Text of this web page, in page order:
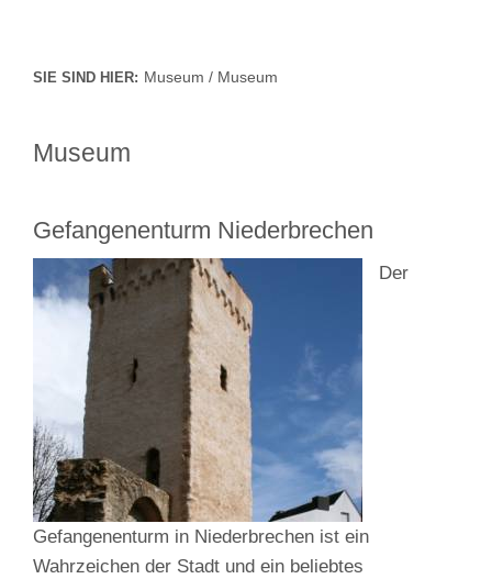
SIE SIND HIER: Museum / Museum
Museum
Gefangenenturm Niederbrechen
Der
Gefangenenturm in Niederbrechen ist ein
Wahrzeichen der Stadt und ein beliebtes